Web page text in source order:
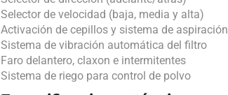
Selector de velocidad (baja, media y alta)
Activación de cepillos y sistema de aspiración
Sistema de vibración automática del filtro
Faro delantero, claxon e intermitentes
Sistema de riego para control de polvo